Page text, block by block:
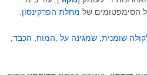
הסימפטומים של מחלת הפרקינסון
שומנית, שמגינה על .המוח, הכבד,